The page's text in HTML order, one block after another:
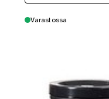
Varastossa